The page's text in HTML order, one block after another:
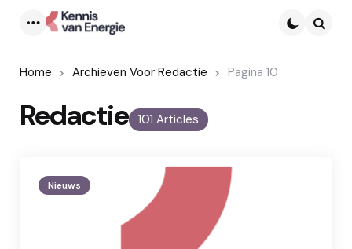
Home Archieven Voor Redactie Pagina 10
101 Articles
Redactie
Nieuws